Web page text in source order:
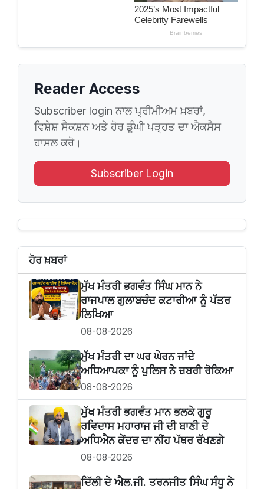
Reader Access
Subscriber login ਨਾਲ ਪ੍ਰੀਮੀਅਮ ਖ਼ਬਰਾਂ,
ਵਿਸ਼ੇਸ਼ ਸੈਕਸ਼ਨ ਅਤੇ ਹੋਰ ਡੂੰਘੀ ਪੜ੍ਹਤ ਦਾ ਐਕਸੈਸ
ਹਾਸਲ ਕਰੋ।
Subscriber Login
ਹੋਰ ਖ਼ਬਰਾਂ
ਮੁੱਖ ਮੰਤਰੀ ਭਗਵੰਤ ਸਿੰਘ ਮਾਨ ਨੇ
ਰਾਜਪਾਲ ਗੁਲਾਬਚੰਦ ਕਟਾਰੀਆ ਨੂੰ ਪੱਤਰ
ਲਿਖਿਆ
08-08-2026
ਮੁੱਖ ਮੰਤਰੀ ਦਾ ਘਰ ਘੇਰਨ ਜਾਂਦੇ
ਅਧਿਆਪਕਾ ਨੂੰ ਪੁਲਿਸ ਨੇ ਜ਼ਬਰੀ ਰੋਕਿਆ
08-08-2026
ਮੁੱਖ ਮੰਤਰੀ ਭਗਵੰਤ ਮਾਨ ਭਲਕੇ ਗੁਰੂ
ਰਵਿਦਾਸ ਮਹਾਰਾਜ ਜੀ ਦੀ ਬਾਣੀ ਦੇ
ਅਧਿਐਨ ਕੇਂਦਰ ਦਾ ਨੀਂਹ ਪੱਥਰ ਰੱਖਣਗੇ
08-08-2026
ਦਿੱਲੀ ਦੇ ਐਲ.ਜੀ. ਤਰਨਜੀਤ ਸਿੰਘ ਸੰਧੂ ਨੇ